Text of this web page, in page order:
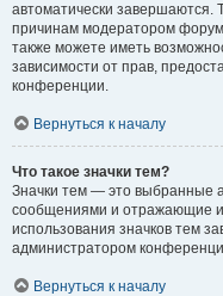
автоматически завершаются.
причинам модератором
также можете иметь
зависимости от прав,
конференции.
Вернуться к началу
Что такое значки тем?
Значки тем — это выбранные
сообщениями и отражающие
использования значков тем
администратором
Вернуться к началу